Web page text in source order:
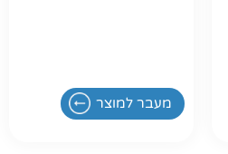
מעבר למוצר